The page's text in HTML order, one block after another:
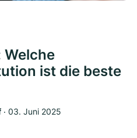
Welche
ist die beste
‧ 03. Juni 2025